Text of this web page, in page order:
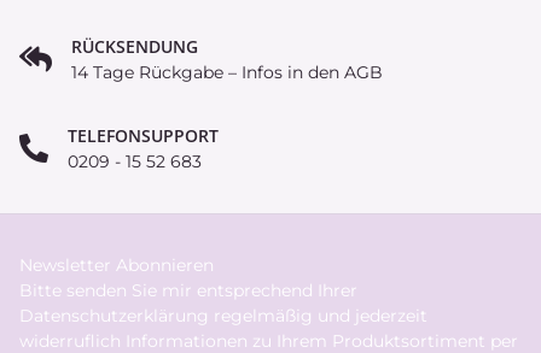
RÜCKSENDUNG
14 Tage Rückgabe – Infos in den AGB
TELEFONSUPPORT
0209 - 15 52 683
Newsletter Abonnieren
Bitte senden Sie mir entsprechend Ihrer
Datenschutzerklärung regelmäßig und jederzeit
widerruflich Informationen zu Ihrem Produktsortiment per